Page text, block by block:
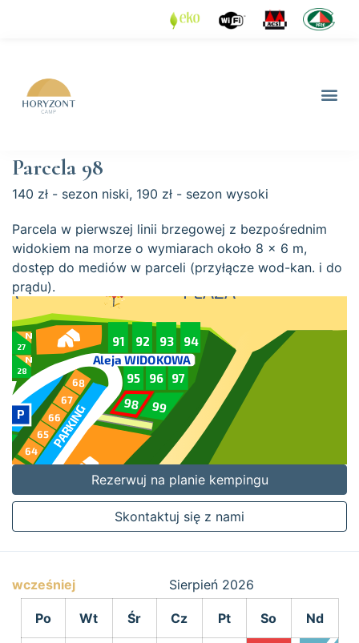
Parcela 98
140 zł - sezon niski, 190 zł - sezon wysoki
Parcela w pierwszej linii brzegowej z bezpośrednim
widokiem na morze o wymiarach około 8 x 6 m,
dostęp do mediów w parceli (przyłącze wod-kan. i do
prądu).
Rezerwuj na planie kempingu
Skontaktuj się z nami
wcześniej Sierpień 2026
Po Wt Śr Cz Pt So Nd